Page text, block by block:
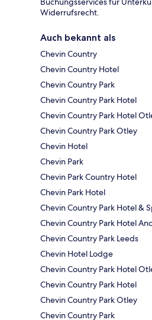
Widerrufsrecht.
Auch bekannt als
Chevin Country
Chevin Country Hotel
Chevin Country Park
Chevin Country Park Hotel
Chevin Country Park Hotel
Chevin Country Park Otley
Chevin Hotel
Chevin Park
Chevin Park Country Hotel
Chevin Park Hotel
Chevin Country Park Hotel &
Chevin Country Park Hotel
Chevin Country Park Leeds
Chevin Hotel Lodge
Chevin Country Park Hotel
Chevin Country Park Hotel
Chevin Country Park Otley
Chevin Country Park